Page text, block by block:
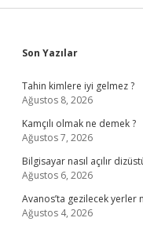
Sidebar
Son Yazılar
Tahin kimlere iyi gelmez ?
Ağustos 8, 2026
Kamçılı olmak ne demek ?
Ağustos 7, 2026
Bilgisayar nasıl açılır
Ağustos 6, 2026
Avanos’ta gezilecek yerler
Ağustos 4, 2026